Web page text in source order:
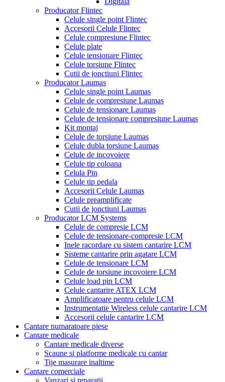
Producator Flintec
Celule single point Flintec
Accesorii Celule Flintec
Celule compresiune Flintec
Celule plate
Celule tensionare Flintec
Celule torsiune Flintec
Cutii de jonctiuni Flintec
Producator Laumas
Celule single point Laumas
Celule de compresiune Laumas
Celule de tensionare Laumas
Celule de tensionare compresiune Laumas
Kit montaj
Celule de torsiune Laumas
Celule dubla torsiune Laumas
Celule de incovoiere
Celule tip coloana
Celula Pin
Celule tip pedala
Accesorii Celule Laumas
Celule preamplificate
Cutii de jonctiuni Laumas
Producator LCM Systems
Celule de compresie LCM
Celule de tensionare-compresie LCM
Inele racordare cu sistem cantarire LCM
Sisteme cantarire prin agatare LCM
Celule de tensionare LCM
Celule de torsiune incovoiere LCM
Celule load pin LCM
Celule cantarire ATEX LCM
Amplificatoare pentru celule LCM
Instrumentatie Wireless celule cantarire LCM
Accesorii celule cantarire LCM
Cantare numaratoare piese
Cantare medicale
Cantare medicale diverse
Scaune si platforme medicale cu cantar
Tije masurare inaltime
Cantare comerciale
Vanzari si reparatii